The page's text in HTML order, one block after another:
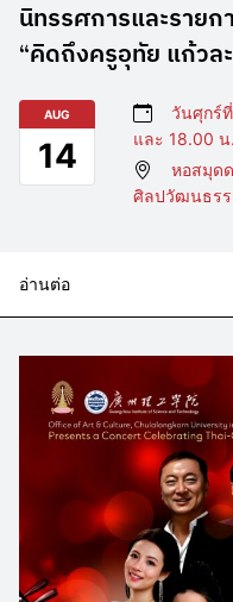
นิทรรศการและรายก
“คิดถึงครูอุทัย แก้วล
AUG
14
วันศุกร์
และ 18.00 น.
หอสมุด
ศิลปวัฒนธรร
อ่านต่อ